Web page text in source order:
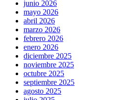
junio 2026
mayo 2026
abril 2026
marzo 2026
febrero 2026
enero 2026
diciembre 2025
noviembre 2025
octubre 2025
septiembre 2025
agosto 2025